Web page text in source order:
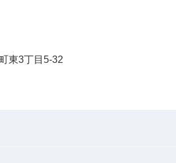
東3丁目5-32